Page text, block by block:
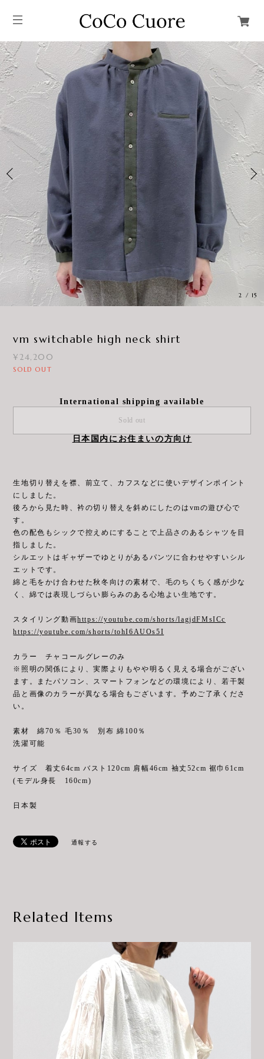
3 / 15
vm switchable high neck shirt
¥24,200
SOLD OUT
International shipping available
Sold out
日本国内にお住まいの方向け
生地切り替えを襟、前立て、カフスなどに使いデザインポイント
にしました。
後ろから見た時、衿の切り替えを斜めにしたのはvmの遊び心で
す。
色の配色もシックで控えめにすることで上品さのあるシャツを目
指しました。
シルエットはギャザーでゆとりがあるパンツに合わせやすいシル
エットです。
綿と毛をかけ合わせた秋冬向けの素材で、毛のちくちく感が少な
く、綿では表現しづらい膨らみのある心地よい生地です。
スタイリング動画https://youtube.com/shorts/lagjdFMsICc
https://youtube.com/shorts/tohI6AUOs5I
カラー チャコールグレーのみ
※照明の関係により、実際よりもやや明るく見える場合がござい
ます。またパソコン、スマートフォンなどの環境により、若干製
品と画像のカラーが異なる場合もございます。予めご了承くださ
い。
素材 綿70％ 毛30％ 別布 綿100％
洗濯可能
サイズ 着丈64cm バスト120cm 肩幅46cm 袖丈52cm 裾巾61cm
(モデル身長 160cm)
日本製
通報する
Related Items